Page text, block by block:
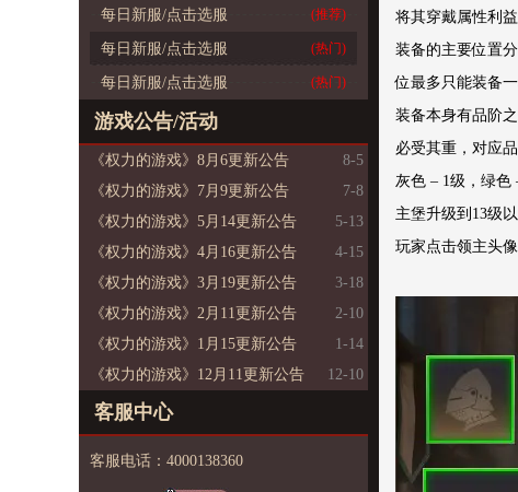
每日新服/点击选服 (推荐)
每日新服/点击选服 (热门)
每日新服/点击选服 (热门)
游戏公告/活动
《权力的游戏》8月6更新公告
8-5
《权力的游戏》7月9更新公告
7-8
《权力的游戏》5月14更新公告
5-13
《权力的游戏》4月16更新公告
4-15
《权力的游戏》3月19更新公告
3-18
《权力的游戏》2月11更新公告
2-10
《权力的游戏》1月15更新公告
1-14
《权力的游戏》12月11更新公告
12-10
客服中心
客服电话：4000138360
将其穿戴属性利益
装备的主要位置
位最多只能装备
装备本身有品阶
必受其重，对应
灰色 – 1级，绿色
主堡升级到13级
玩家点击领主头